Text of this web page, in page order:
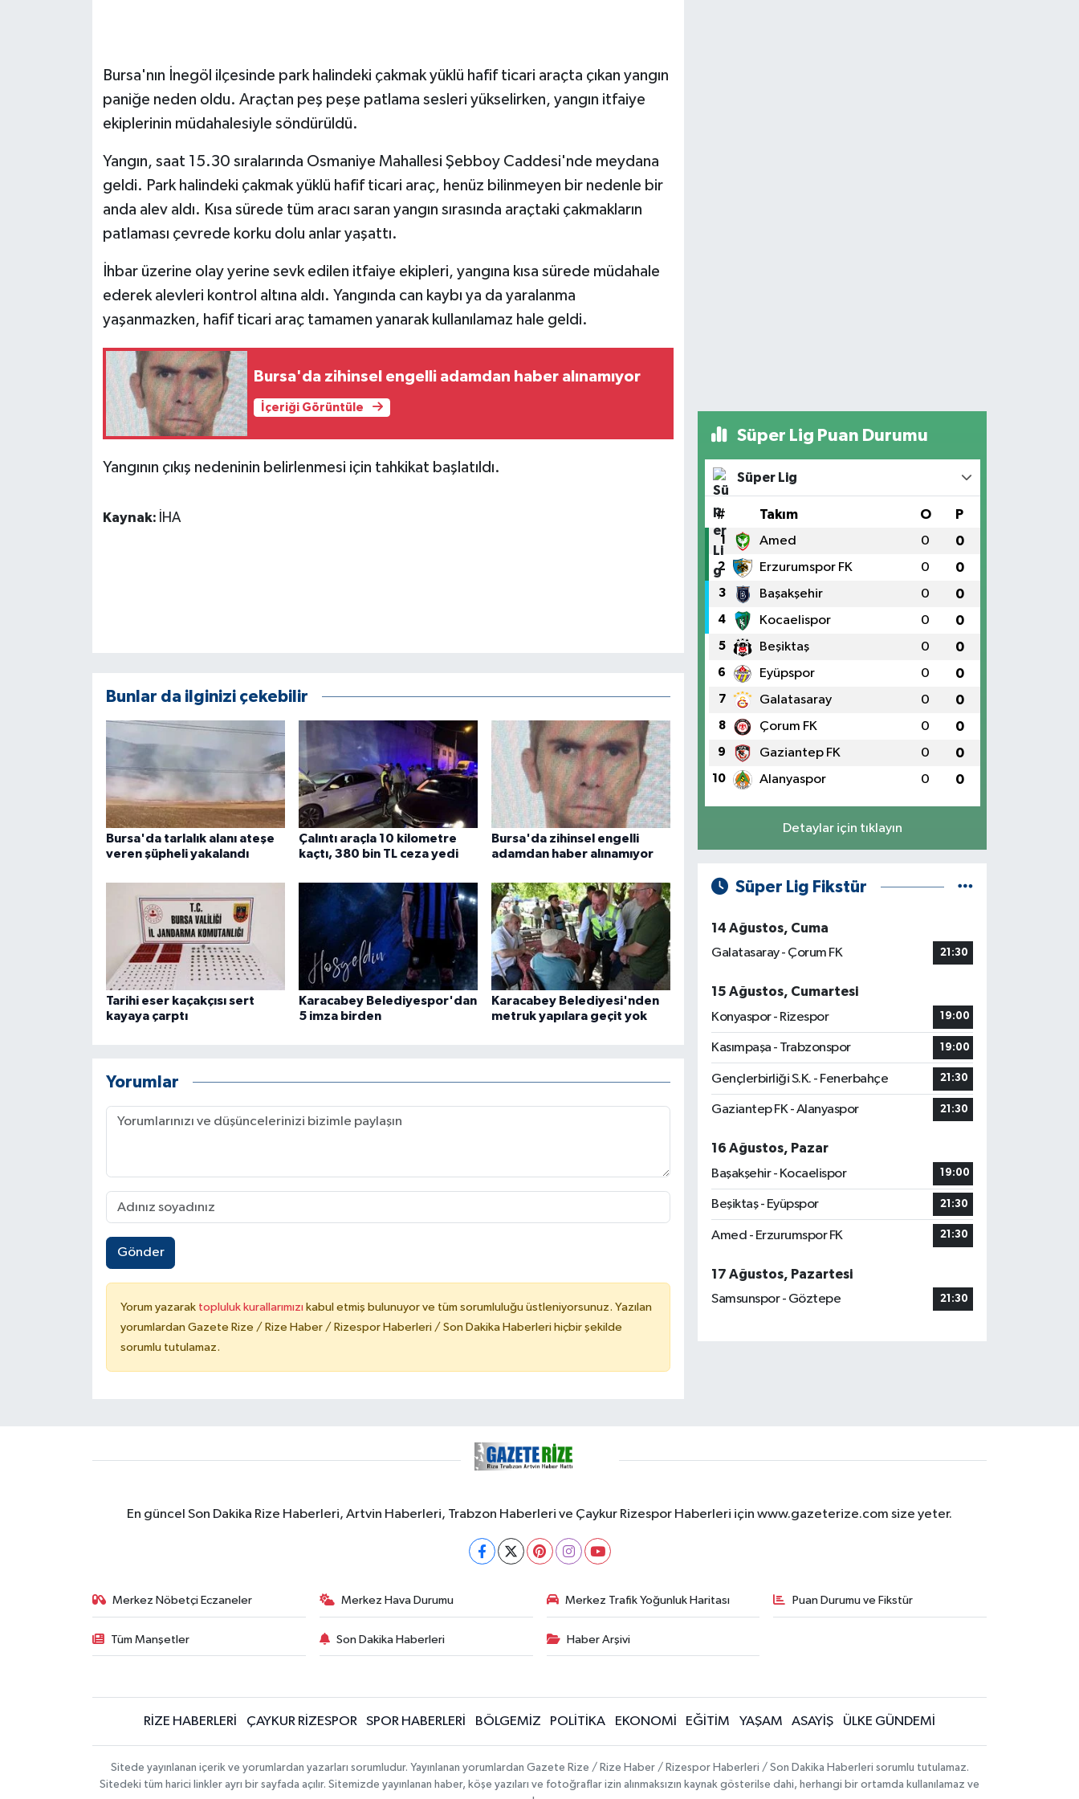
Bursa'nın İnegöl ilçesinde park halindeki çakmak yüklü hafif ticari araçta çıkan yangın
paniğe neden oldu. Araçtan peş peşe patlama sesleri yükselirken, yangın itfaiye
ekiplerinin müdahalesiyle söndürüldü.
Yangın, saat 15.30 sıralarında Osmaniye Mahallesi Şebboy Caddesi'nde meydana
geldi. Park halindeki çakmak yüklü hafif ticari araç, henüz bilinmeyen bir nedenle bir
anda alev aldı. Kısa sürede tüm aracı saran yangın sırasında araçtaki çakmakların
patlaması çevrede korku dolu anlar yaşattı.
İhbar üzerine olay yerine sevk edilen itfaiye ekipleri, yangına kısa sürede müdahale
ederek alevleri kontrol altına aldı. Yangında can kaybı ya da yaralanma
yaşanmazken, hafif ticari araç tamamen yanarak kullanılamaz hale geldi.
Bursa'da zihinsel engelli adamdan haber alınamıyor
İçeriği Görüntüle
Yangının çıkış nedeninin belirlenmesi için tahkikat başlatıldı.
Kaynak: İHA
Bunlar da ilginizi çekebilir
Bursa'da tarlalık alanı ateşe
veren şüpheli yakalandı
Çalıntı araçla 10 kilometre
kaçtı, 380 bin TL ceza yedi
Bursa'da zihinsel engelli
adamdan haber alınamıyor
Tarihi eser kaçakçısı sert
kayaya çarptı
Karacabey Belediyespor'dan
5 imza birden
Karacabey Belediyesi'nden
metruk yapılara geçit yok
Yorumlar
Gönder
Yorum yazarak topluluk kurallarımızı kabul etmiş bulunuyor ve tüm sorumluluğu üstleniyorsunuz. Yazılan
yorumlardan Gazete Rize / Rize Haber / Rizespor Haberleri / Son Dakika Haberleri hiçbir şekilde
sorumlu tutulamaz.
Süper Lig Puan Durumu
Süper Lig
# Takım O P
1 Amed 0 0
2 Erzurumspor FK 0 0
3 Başakşehir 0 0
4 Kocaelispor 0 0
5 Beşiktaş 0 0
6 Eyüpspor 0 0
7 Galatasaray 0 0
8 Çorum FK 0 0
9 Gaziantep FK 0 0
10 Alanyaspor 0 0
Detaylar için tıklayın
Süper Lig Fikstür
14 Ağustos, Cuma
Galatasaray - Çorum FK
21:30
15 Ağustos, Cumartesi
Konyaspor - Rizespor
19:00
Kasımpaşa - Trabzonspor 19:00
Gençlerbirliği S.K. - Fenerbahçe 21:30
Gaziantep FK - Alanyaspor 21:30
16 Ağustos, Pazar
Başakşehir - Kocaelispor
19:00
Beşiktaş - Eyüpspor 21:30
Amed - Erzurumspor FK 21:30
17 Ağustos, Pazartesi
Samsunspor - Göztepe
21:30
En güncel Son Dakika Rize Haberleri, Artvin Haberleri, Trabzon Haberleri ve Çaykur Rizespor Haberleri için www.gazeterize.com size yeter.
Merkez Nöbetçi Eczaneler Merkez Hava Durumu Merkez Trafik Yoğunluk Haritası Puan Durumu ve Fikstür
Tüm Manşetler Son Dakika Haberleri Haber Arşivi
RİZE HABERLERİ ÇAYKUR RİZESPOR SPOR HABERLERİ BÖLGEMİZ POLİTİKA EKONOMİ EĞİTİM YAŞAM ASAYİŞ ÜLKE GÜNDEMİ
Sitede yayınlanan içerik ve yorumlardan yazarları sorumludur. Yayınlanan yorumlardan Gazete Rize / Rize Haber / Rizespor Haberleri / Son Dakika Haberleri sorumlu tutulamaz.
Sitedeki tüm harici linkler ayrı bir sayfada açılır. Sitemizde yayınlanan haber, köşe yazıları ve fotoğraflar izin alınmaksızın kaynak gösterilse dahi, herhangi bir ortamda kullanılamaz ve
GÜNDEM
HABERDE İNSAN
İş Dünyası
KÜLTÜR SANAT
MAGAZİN
ÜLKE GÜNDEMİ
Yerel Haberler